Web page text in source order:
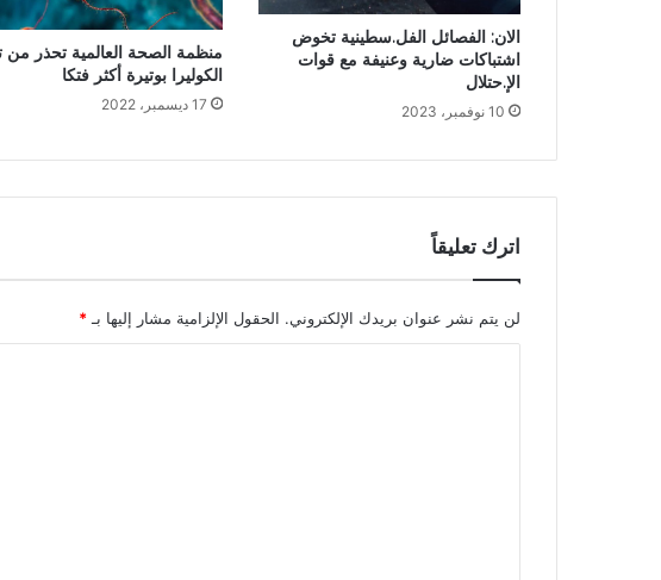
الان: الفصائل الفل.سطينية تخوض
اشتباكات ضارية وعنيفة مع قوات
الإ.حتلال
10 نوفمبر، 2023
منظمة الصحة العالمية تحذر
الكوليرا بوتيرة أكثر فتكا
17 ديسمبر، 2022
اترك تعليقاً
لن يتم نشر عنوان بريدك الإلكتروني. الحقول الإلزامية مشار إليها بـ *